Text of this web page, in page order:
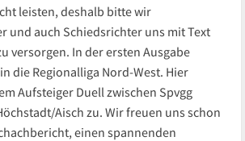
leisten, deshalb bitte wir
und auch Schiedsrichter uns mit Text
versorgen. In der ersten Ausgabe
die Regionalliga Nord-West. Hier
Aufsteiger Duell zwischen Spvgg
Aisch zu. Wir freuen uns schon
einen spannenden